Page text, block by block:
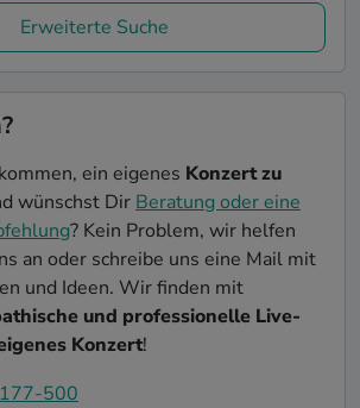
Erweiterte Suche
ein eigenes Konzert zu
wünschst Dir Beratung oder eine
? Kein Problem, wir helfen
an oder schreibe uns eine Mail mit
und Ideen. Wir finden mit
und professionelle Live-
Konzert!
500